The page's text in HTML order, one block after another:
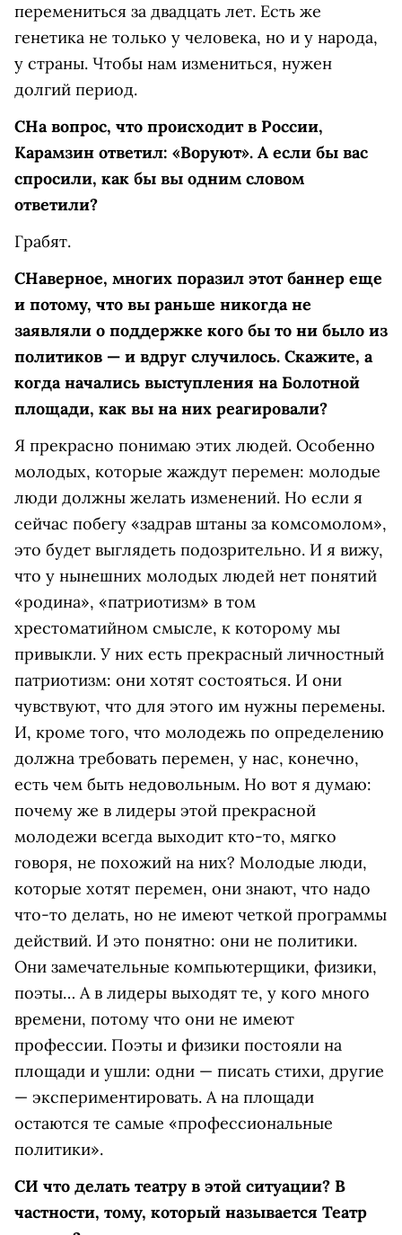
перемениться за двадцать лет. Есть же
генетика не только у человека, но и у народа,
у страны. Чтобы нам измениться, нужен
долгий период.
СНа вопрос, что происходит в России,
Карамзин ответил: «Воруют». А если бы вас
спросили, как бы вы одним словом
ответили?
Грабят.
СНаверное, многих поразил этот баннер еще
и потому, что вы раньше никогда не
заявляли о поддержке кого бы то ни было из
политиков — и вдруг случилось. Скажите, а
когда начались выступления на Болотной
площади, как вы на них реагировали?
Я прекрасно понимаю этих людей. Особенно
молодых, которые жаждут перемен: молодые
люди должны желать изменений. Но если я
сейчас побегу «задрав штаны за комсомолом»,
это будет выглядеть подозрительно. И я вижу,
что у нынешних молодых людей нет понятий
«родина», «патриотизм» в том
хрестоматийном смысле, к которому мы
привыкли. У них есть прекрасный личностный
патриотизм: они хотят состояться. И они
чувствуют, что для этого им нужны перемены.
И, кроме того, что молодежь по определению
должна требовать перемен, у нас, конечно,
есть чем быть недовольным. Но вот я думаю:
почему же в лидеры этой прекрасной
молодежи всегда выходит кто-то, мягко
говоря, не похожий на них? Молодые люди,
которые хотят перемен, они знают, что надо
что-то делать, но не имеют четкой программы
действий. И это понятно: они не политики.
Они замечательные компьютерщики, физики,
поэты… А в лидеры выходят те, у кого много
времени, потому что они не имеют
профессии. Поэты и физики постояли на
площади и ушли: одни — писать стихи, другие
— экспериментировать. А на площади
остаются те самые «профессиональные
политики».
СИ что делать театру в этой ситуации? В
частности, тому, который называется Театр